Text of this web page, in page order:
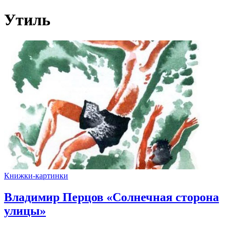
Утиль
Книжки-картинки
Владимир Перцов «Солнечная сторона
улицы»